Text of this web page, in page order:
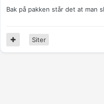
Bak på pakken står det at man
Siter